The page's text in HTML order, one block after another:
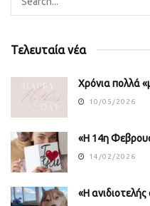
Τελευταία νέα
Χρόνια πολλά
10/05/2026
«Η 14η
14/02/2026
«Η